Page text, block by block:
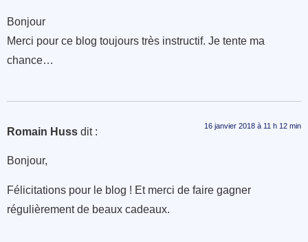
Bonjour
Merci pour ce blog toujours très instructif. Je tente ma
chance…
Romain Huss dit : 16 janvier 2018 à 11 h 12 min
Bonjour,
Félicitations pour le blog ! Et merci de faire gagner
régulièrement de beaux cadeaux.